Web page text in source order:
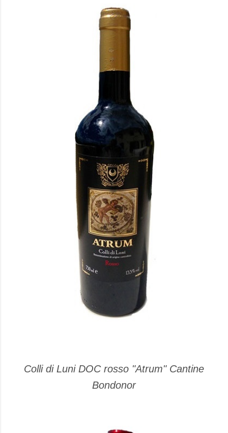
Colli di Luni DOC rosso "Atrum" Cantine
Bondonor